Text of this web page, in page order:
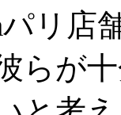
リ店
らが